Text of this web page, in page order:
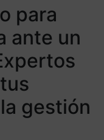
para
ante un
tus
gestión